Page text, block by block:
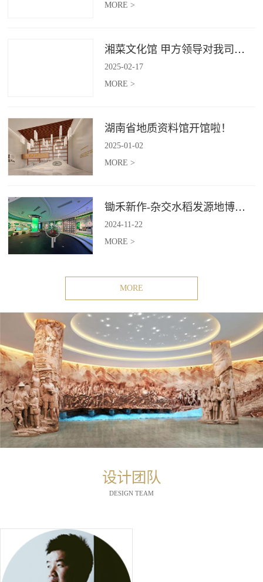
MORE >
湘菜文化馆 甲方领导对我司授牌
2025-02-17
MORE >
湖南省地质资料馆开馆啦！
2025-01 -02
MORE >
锄禾新作-杂交水稻发源地博物苑，欢迎前去打卡体验
2024-11 -22
MORE >
MORE
设计团队
DESIGN TEAM